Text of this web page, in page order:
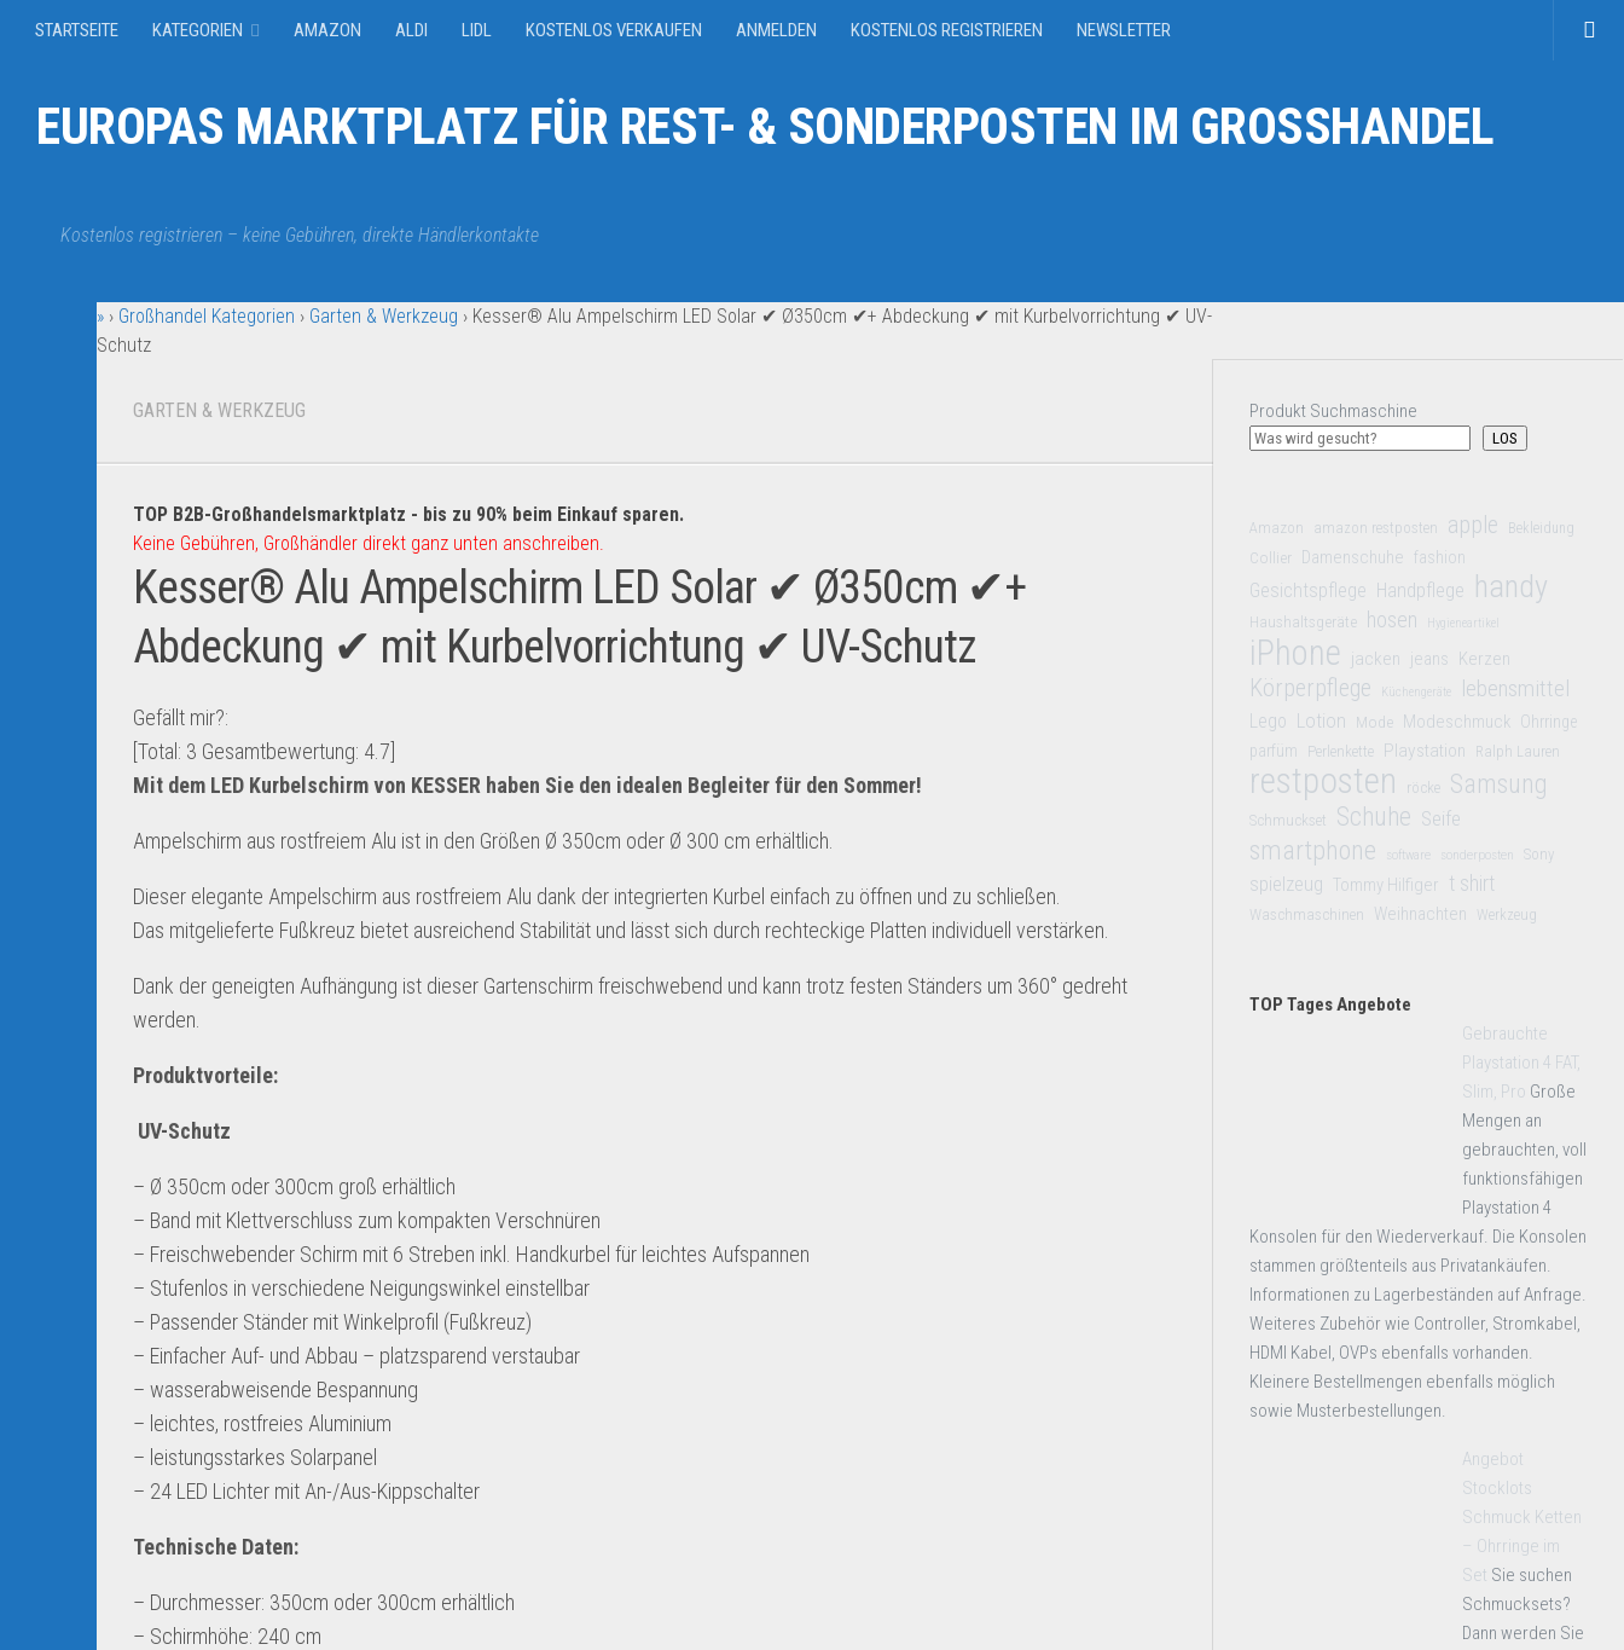
STARTSEITE KATEGORIEN AMAZON ALDI LIDL KOSTENLOS VERKAUFEN ANMELDEN KOSTENLOS REGISTRIEREN NEWSLETTER
EUROPAS MARKTPLATZ FÜR REST- & SONDERPOSTEN IM GROSSHANDEL
Kostenlos registrieren – keine Gebühren, direkte Händlerkontakte
» › Großhandel Kategorien › Garten & Werkzeug › Kesser® Alu Ampelschirm LED Solar ✔ Ø350cm ✔+ Abdeckung ✔ mit Kurbelvorrichtung ✔ UV-
Schutz
GARTEN & WERKZEUG
TOP B2B-Großhandelsmarktplatz - bis zu 90% beim Einkauf sparen.
Keine Gebühren, Großhändler direkt ganz unten anschreiben.
Kesser® Alu Ampelschirm LED Solar ✔ Ø350cm ✔+
Abdeckung ✔ mit Kurbelvorrichtung ✔ UV-Schutz
Gefällt mir?:
[Total: 3 Gesamtbewertung: 4.7
Mit dem LED Kurbelschirm von KESSER haben Sie den idealen Begleiter für den Sommer!
Ampelschirm aus rostfreiem Alu ist in den Größen Ø 350cm oder Ø 300 cm erhältlich.
Dieser elegante Ampelschirm aus rostfreiem Alu dank der integrierten Kurbel einfach zu öffnen und zu schließen.
Das mitgelieferte Fußkreuz bietet ausreichend Stabilität und lässt sich durch rechteckige Platten individuell verstärken.
Dank der geneigten Aufhängung ist dieser Gartenschirm freischwebend und kann trotz festen Ständers um 360° gedreht
werden.
Produktvorteile:
UV-Schutz
– Ø 350cm oder 300cm groß erhältlich
– Band mit Klettverschluss zum kompakten Verschnüren
– Freischwebender Schirm mit 6 Streben inkl. Handkurbel für leichtes Aufspannen
– Stufenlos in verschiedene Neigungswinkel einstellbar
– Passender Ständer mit Winkelprofil (Fußkreuz)
– Einfacher Auf- und Abbau – platzsparend verstaubar
– wasserabweisende Bespannung
– leichtes, rostfreies Aluminium
– leistungsstarkes Solarpanel
– 24 LED Lichter mit An-/Aus-Kippschalter
Technische Daten:
– Durchmesser: 350cm oder 300cm erhältlich
– Schirmhöhe: 240 cm
Produkt Suchmaschine
LOS
Amazon amazon restposten apple Bekleidung
Collier Damenschuhe fashion
Gesichtspflege Handpflege handy
Haushaltsgeräte hosen Hygieneartikel
iPhone jacken jeans Kerzen
Körperpflege Küchengeräte lebensmittel
Lego Lotion Mode Modeschmuck Ohrringe
parfüm
Perlenkette Playstation Ralph Lauren
restposten röcke Samsung
Schmuckset Schuhe Seife
smartphone software sonderposten Sony
spielzeug Tommy Hilfiger t shirt
Waschmaschinen Weihnachten Werkzeug
TOP Tages Angebote
Gebrauchte
Playstation 4 FAT,
Slim, Pro Große
Mengen an
gebrauchten, voll
funktionsfähigen
Playstation 4
Konsolen für den Wiederverkauf. Die Konsolen
stammen größtenteils aus Privatankäufen.
Informationen zu Lagerbeständen auf Anfrage.
Weiteres Zubehör wie Controller, Stromkabel,
HDMI Kabel, OVPs ebenfalls vorhanden.
Kleinere Bestellmengen ebenfalls möglich
sowie Musterbestellungen.
Angebot
Stocklots
Schmuck Ketten
– Ohrringe im
Set Sie suchen
Schmucksets?
Dann werden Sie